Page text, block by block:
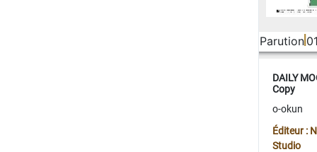
Parution
DAILY
Copy
o-okun
Éditeur :
Studio